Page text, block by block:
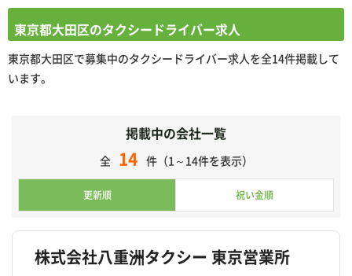
東京都大田区のタクシードライバー求人
東京都大田区で募集中のタクシードライバー求人を全14件掲載して
います。
掲載中の会社一覧
全 14 件（1～14件を表示）
更新順 祝い金順
株式会社八重洲タクシー 東京営業所